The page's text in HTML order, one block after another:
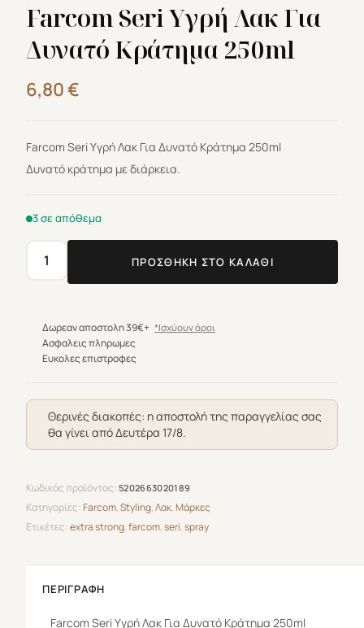
Farcom Seri Υγρή Λακ Για
Δυνατό Κράτημα 250ml
6,80€
Farcom Seri Υγρή Λακ Για Δυνατό Κράτημα 250ml
Δυνατό κράτημα με διάρκεια.
3 σε απόθεμα
Farcom
Λακ
Για
Δυνατό
250ml
ποσότητα
ΠΡΟΣΘΉΚΗ ΣΤΟ ΚΑΛΆΘΙ
Δωρεαν αποστολη 39€+ *Ισχύουν όροι
Ασφαλεις πληρωμες
Ευκολες επιστροφες
Θερινές διακοπές: η αποστολή της παραγγελίας σας
θα γίνει από Δευτέρα 17/8.
Κωδικός προϊόντος: 5202663020189
Κατηγορίες:Farcom,Styling,Λακ,Μάρκες
Ετικέτες:extra strong,farcom,seri,spray
ΠΕΡΙΓΡΑΦΉ
Farcom Seri Υγρή Λακ Για Δυνατό Κράτημα 250ml